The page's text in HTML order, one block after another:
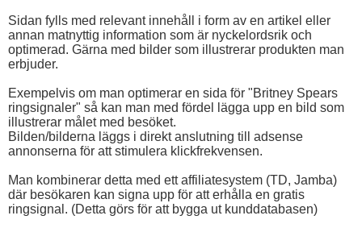
Sidan fylls med relevant innehåll i form av en artikel eller
annan matnyttig information som är nyckelordsrik och
optimerad. Gärna med bilder som illustrerar produkten man
erbjuder.
Exempelvis om man optimerar en sida för "Britney Spears
ringsignaler" så kan man med fördel lägga upp en bild som
illustrerar målet med besöket.
Bilden/bilderna läggs i direkt anslutning till adsense
annonserna för att stimulera klickfrekvensen.
Man kombinerar detta med ett affiliatesystem (TD, Jamba)
där besökaren kan signa upp för att erhålla en gratis
ringsignal. (Detta görs för att bygga ut kunddatabasen)